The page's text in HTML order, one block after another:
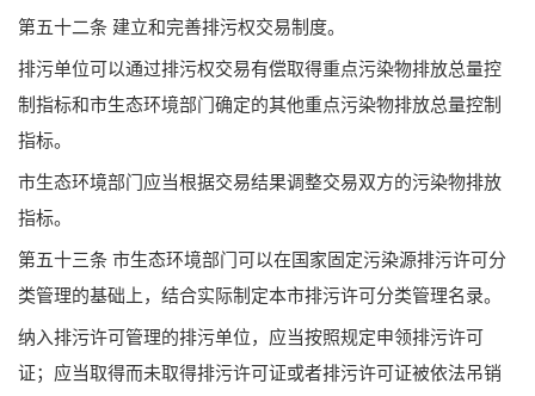
第五十二条 建立和完善排污权交易制度。
排污单位可以通过排污权交易有偿取得重点污染物排放总量控
制指标和市生态环境部门确定的其他重点污染物排放总量控制
指标。
市生态环境部门应当根据交易结果调整交易双方的污染物排放
指标。
第五十三条 市生态环境部门可以在国家固定污染源排污许可分
类管理的基础上，结合实际制定本市排污许可分类管理名录。
纳入排污许可管理的排污单位，应当按照规定申领排污许可
证；应当取得而未取得排污许可证或者排污许可证被依法吊销